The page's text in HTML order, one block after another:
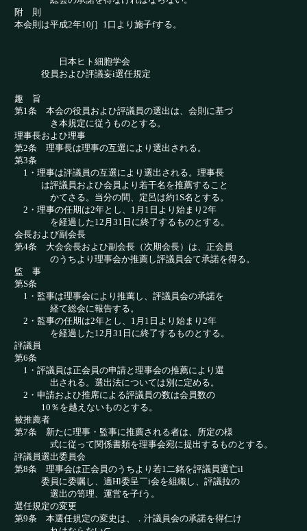
附 則
本会則は平成2年10∫］1口より施子fする。
日本ヒト細胞学会
役員およひ評議妄i選任規定
趣 旨
第1条 本会の役員およひ評議員の選出は、会則に基づ
き本規定に従うものとする。
理事長およひ理事
第2条 理事長は理事の互選により選出される。
第3条
1・理事は評議員の互選により選出される。理事長
は評議員およひ会員より若干名を推薦すること
かてさる。当分の間、定呂は約1S名とする。
2・理事の任期は2年とし、1月1日より始まり2年
を経過した12月31日に終了するものとする。
会長および副会長
第4条 大会会長およひ副会長（次期会長）は、正会員
のうちより理事会か推薦し評議員会て承諾を得る。
監 事
第S条
1・監事は理事会により推萬し、評議員会の承諾を
経て総会に報告する。
2・監事の任期は2年とし、1月1日より始まり2年
を経過した12月31日に終了するものとする。
評議員
第6条
1・評議員は正会員の申請と理事会の推薦により選
出される。選出法については別に定める。
2・申請およひ推席による評議員の数は会員数の
10％を越えないものとする。
被推薦者
第7条 新たに理事・監事に推薦される者は、所定の様
式に従って関係書類を理事会宛に提出するものとする。
評議員選出委員会
第8条 理事会は正会員のうちより若1二銘を評議員選亡il
委員に委嘱し、適Hl委呈￣i会を組織し、評議拉の
選出の笥理、運営を子fう。
選任規定の変更
第9条 本選任規定の変史は、．汁議員会の承諾を得仁け